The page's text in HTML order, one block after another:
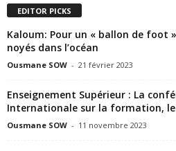
EDITOR PICKS
Kaloum: Pour un « ballon de foot
noyés dans l’océan
Ousmane SOW - 21 février 2023
Enseignement Supérieur : La
Internationale sur la formation,
Ousmane SOW - 11 novembre 2023